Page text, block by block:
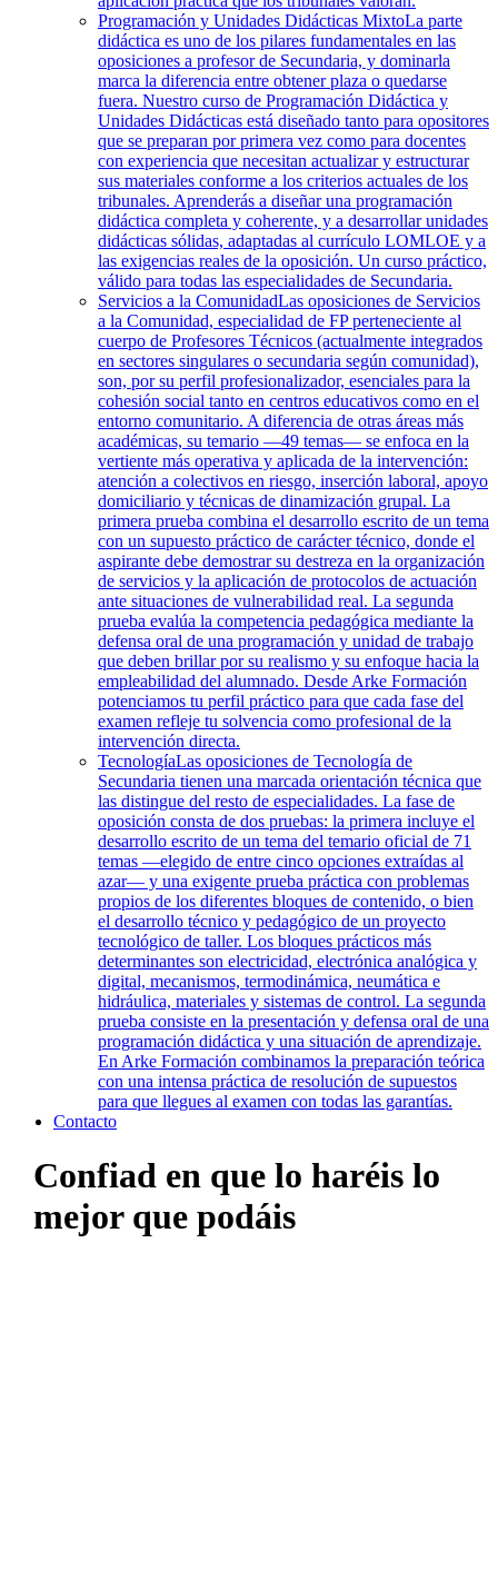
Programación y Unidades Didácticas MixtoLa parte
didáctica es uno de los pilares fundamentales en las
oposiciones a profesor de Secundaria, y dominarla
marca la diferencia entre obtener plaza o quedarse
fuera. Nuestro curso de Programación Didáctica y
Unidades Didácticas está diseñado tanto para opositores
que se preparan por primera vez como para docentes
con experiencia que necesitan actualizar y estructurar
sus materiales conforme a los criterios actuales de los
tribunales. Aprenderás a diseñar una programación
didáctica completa y coherente, y a desarrollar unidades
didácticas sólidas, adaptadas al currículo LOMLOE y a
las exigencias reales de la oposición. Un curso práctico,
válido para todas las especialidades de Secundaria.
Servicios a la ComunidadLas oposiciones de Servicios
a la Comunidad, especialidad de FP perteneciente al
cuerpo de Profesores Técnicos (actualmente integrados
en sectores singulares o secundaria según comunidad),
son, por su perfil profesionalizador, esenciales para la
cohesión social tanto en centros educativos como en el
entorno comunitario. A diferencia de otras áreas más
académicas, su temario —49 temas— se enfoca en la
vertiente más operativa y aplicada de la intervención:
atención a colectivos en riesgo, inserción laboral, apoyo
domiciliario y técnicas de dinamización grupal. La
primera prueba combina el desarrollo escrito de un tema
con un supuesto práctico de carácter técnico, donde el
aspirante debe demostrar su destreza en la organización
de servicios y la aplicación de protocolos de actuación
ante situaciones de vulnerabilidad real. La segunda
prueba evalúa la competencia pedagógica mediante la
defensa oral de una programación y unidad de trabajo
que deben brillar por su realismo y su enfoque hacia la
empleabilidad del alumnado. Desde Arke Formación
potenciamos tu perfil práctico para que cada fase del
examen refleje tu solvencia como profesional de la
intervención directa.
TecnologíaLas oposiciones de Tecnología de
Secundaria tienen una marcada orientación técnica que
las distingue del resto de especialidades. La fase de
oposición consta de dos pruebas: la primera incluye el
desarrollo escrito de un tema del temario oficial de 71
temas —elegido de entre cinco opciones extraídas al
azar— y una exigente prueba práctica con problemas
propios de los diferentes bloques de contenido, o bien
el desarrollo técnico y pedagógico de un proyecto
tecnológico de taller. Los bloques prácticos más
determinantes son electricidad, electrónica analógica y
digital, mecanismos, termodinámica, neumática e
hidráulica, materiales y sistemas de control. La segunda
prueba consiste en la presentación y defensa oral de una
programación didáctica y una situación de aprendizaje.
En Arke Formación combinamos la preparación teórica
con una intensa práctica de resolución de supuestos
para que llegues al examen con todas las garantías.
Contacto
Confiad en que lo haréis lo
mejor que podáis